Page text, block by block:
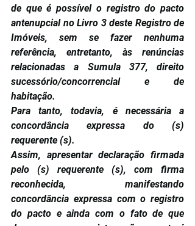
de que é possível o registro do pacto
antenupcial no Livro 3 deste Registro de
Imóveis, sem se fazer nenhuma
referência, entretanto, às renúncias
relacionadas a Sumula 377, direito
sucessório/concorrencial e de
habitação.
Para tanto, todavia, é necessária a
concordância expressa do (s)
requerente (s).
Assim, apresentar declaração firmada
pelo (s) requerente (s), com firma
reconhecida, manifestando
concordância expressa com o registro
do pacto e ainda com o fato de que